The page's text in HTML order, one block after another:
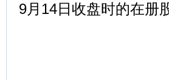
9月14日收盘时的在册